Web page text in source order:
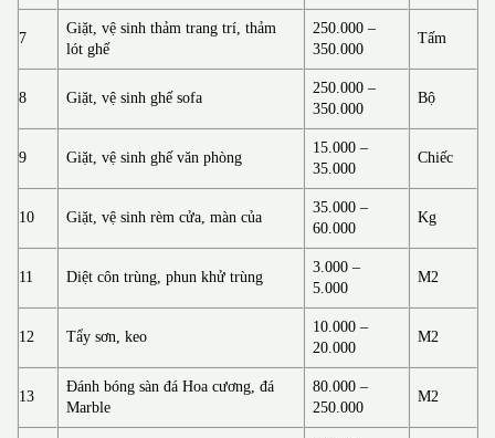
7
Giặt, vệ sinh thảm trang trí, thảm
lót ghế
250.000 –
350.000
Tấm
8 Giặt, vệ sinh ghế sofa
250.000 –
350.000
Bộ
9 Giặt, vệ sinh ghế văn phòng
15.000 –
35.000
Chiếc
10 Giặt, vệ sinh rèm cửa, màn của
35.000 –
60.000
Kg
11 Diệt côn trùng, phun khử trùng
3.000 –
5.000
M2
12 Tẩy sơn, keo
10.000 –
20.000
M2
13
Đánh bóng sàn đá Hoa cương, đá
Marble
80.000 –
250.000
M2